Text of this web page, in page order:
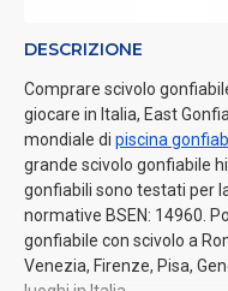
DESCRIZIONE
Comprare scivolo
giocare in Italia, East
mondiale di piscina
grande scivolo gonfiabile
gonfiabili sono testati per
normative BSEN: 14960.
gonfiabile con scivolo a
Venezia, Firenze, Pisa,